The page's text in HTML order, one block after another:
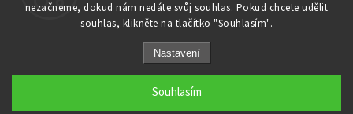
nezačneme, dokud nám nedáte svůj souhlas. Pokud chcete udělit
souhlas, klikněte na tlačítko "Souhlasím".
Nastavení
Souhlasím
Zásady zpracování osobních údajů